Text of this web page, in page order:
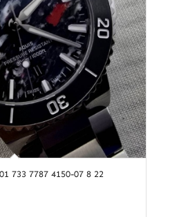
733 7787 4150-07 8 22